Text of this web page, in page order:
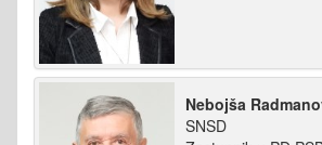
Nebojša
SNSD